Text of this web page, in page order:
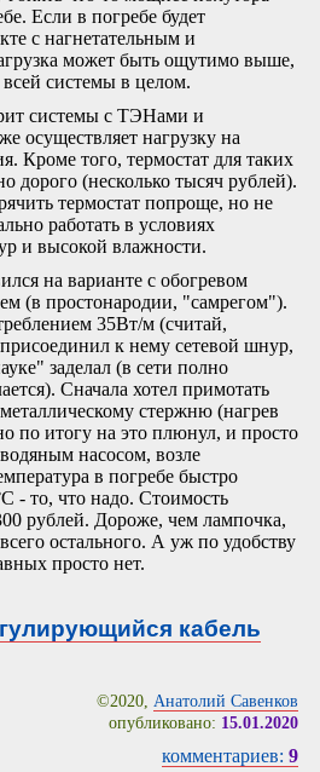
Если в погребе будет
с нагнетательным и
может быть ощутимо выше,
системы в целом.
системы с ТЭНами и
осуществляет нагрузку на
Кроме того, термостат для таких
дорого (несколько тысяч рублей).
термостат попроще, но не
работать в условиях
и высокой влажности.
на варианте с обогревом
(в простонародии, "самрегом").
35Вт/м (считай,
к нему сетевой шнур,
заделал (в сети полно
Сначала хотел примотать
стержню (нагрев
по итогу на это плюнул, и просто
насосом, возле
в погребе быстро
- то, что надо. Стоимость
рублей. Дороже, чем лампочка,
остального. А уж по удобству
просто нет.
кабель
©2020, Анатолий Савенков
опубликовано: 15.01.2020
комментариев: 9